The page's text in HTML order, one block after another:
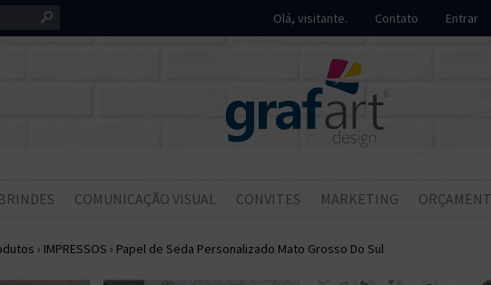
s Olá, visitante. Contato Entrar
BRINDES COMUNICAÇÃO VISUAL CONVITES MARKETING
› IMPRESSOS › Papel de Seda Personalizado Mato Grosso Do Sul